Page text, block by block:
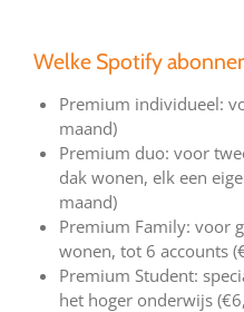
Welke Spotify
Premium individueel:
maand)
Premium duo: voor
dak wonen, elk een
maand)
Premium Family: voor
wonen, tot 6 accounts
Premium Student:
het hoger onderwijs